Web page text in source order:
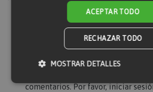
Valorar producto
comentarios. Por favor,iniciar
ACEPTAR TODO
RECHAZAR TODO
MOSTRAR DETALLES